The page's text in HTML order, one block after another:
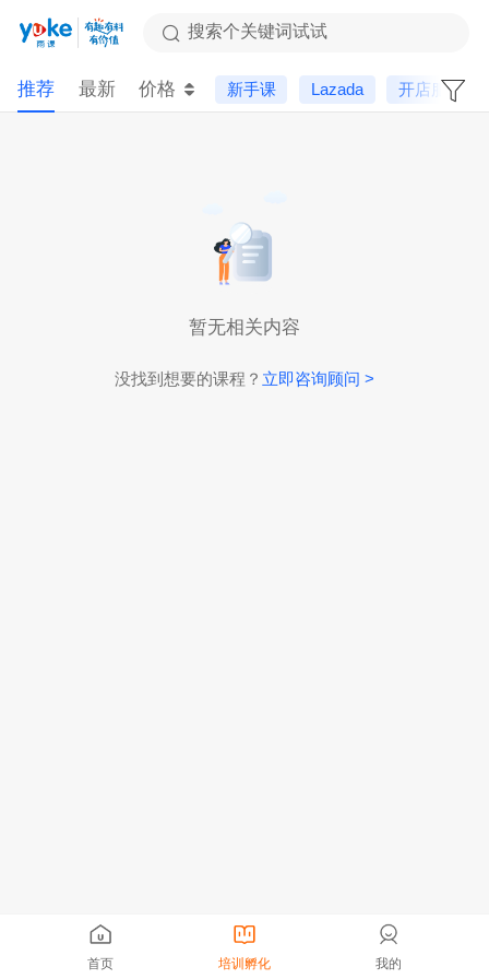
搜索个关键词试试
推荐 最新 价格 新手课 Lazada 开店服务
暂无相关内容
没找到想要的课程？ 立即咨询顾问 >
首页 培训孵化 我的